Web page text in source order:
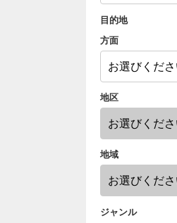
目的地
方面
地区
地域
ジャンル